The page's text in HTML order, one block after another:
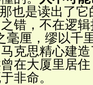
那也是读出了它
之错，不在逻
毫厘，缪以千
克思精心建
在大厦里 居
非命。